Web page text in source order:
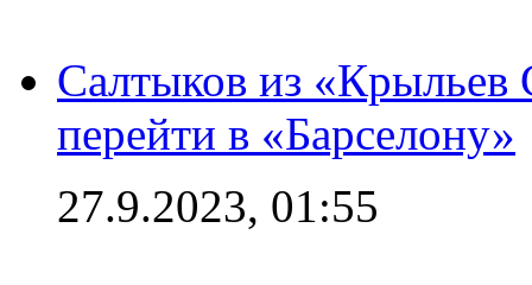
Салтыков из «Крыльев
перейти в «Барселону»
27.9.2023, 01:55